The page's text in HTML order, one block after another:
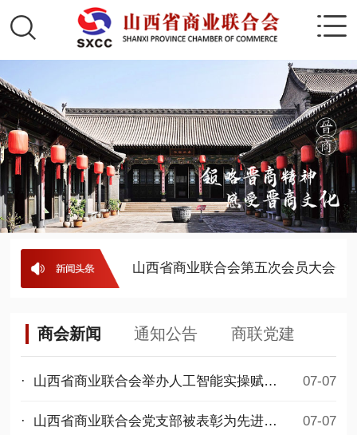
· 公示 · 山西省商业联合会第五次会员大会会
商会新闻 通知公告 商联党建
· 山西省商业联合会举办人工智能实操赋能公益培训 07-07
· 山西省商业联合会党支部被表彰为先进基层党组织 07-07